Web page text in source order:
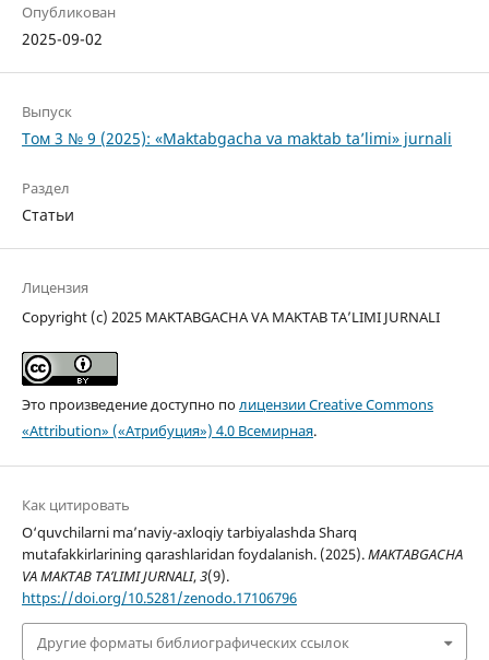
Опубликован
2025-09-02
Выпуск
Том 3 № 9 (2025): «Maktabgacha va maktab ta’limi» jurnali
Раздел
Статьи
Лицензия
Copyright (c) 2025 MAKTABGACHA VA MAKTAB TA’LIMI JURNALI
Это произведение доступно полицензии Creative Commons
«Attribution» («Атрибуция») 4.0 Всемирная.
Как цитировать
O‘quvchilarni ma’naviy-axloqiy tarbiyalashda Sharq
mutafakkirlarining qarashlaridan foydalanish. (2025).MAKTABGACHA
VA MAKTAB TA’LIMI JURNALI,3(9).
https://doi.org/10.5281/zenodo.17106796
Другие форматы библиографических ссылок